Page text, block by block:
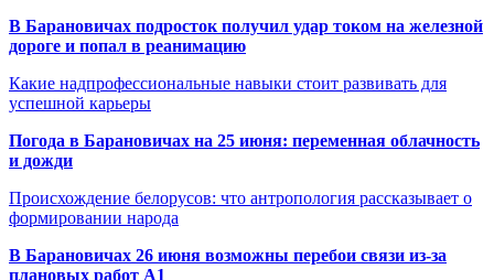
В Барановичах подросток получил удар током на железной
дороге и попал в реанимацию
Какие надпрофессиональные навыки стоит развивать для
успешной карьеры
Погода в Барановичах на 25 июня: переменная облачность
и дожди
Происхождение белорусов: что антропология рассказывает о
формировании народа
В Барановичах 26 июня возможны перебои связи из-за
плановых работ A1